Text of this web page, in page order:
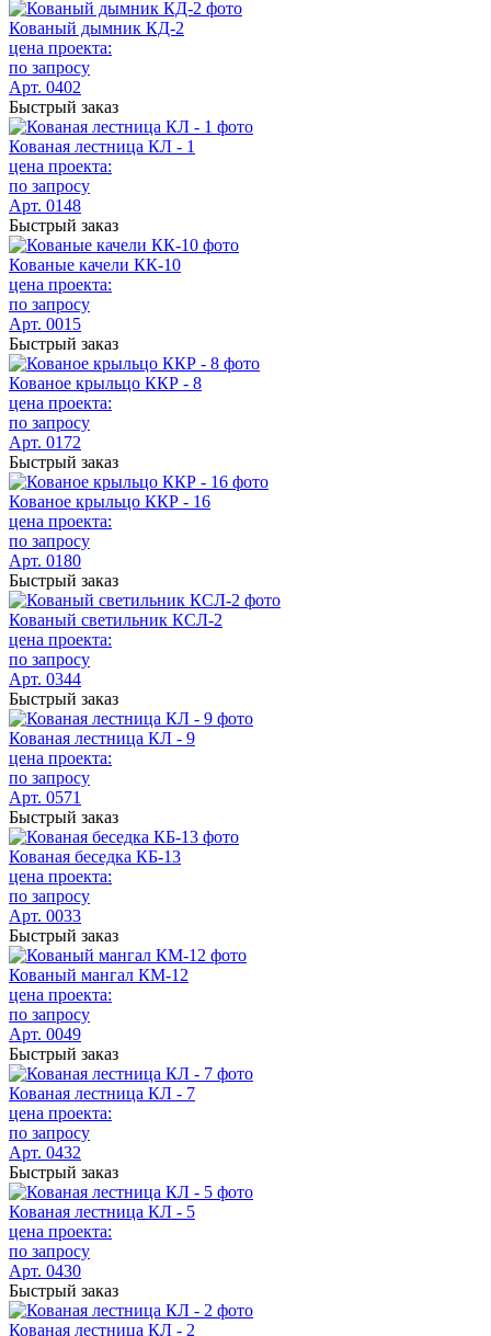
Кованый дымник КД-2
цена проекта:
по запросу
Арт. 0402
Быстрый заказ
Кованая лестница КЛ - 1
цена проекта:
по запросу
Арт. 0148
Быстрый заказ
Кованые качели КК-10
цена проекта:
по запросу
Арт. 0015
Быстрый заказ
Кованое крыльцо ККР - 8
цена проекта:
по запросу
Арт. 0172
Быстрый заказ
Кованое крыльцо ККР - 16
цена проекта:
по запросу
Арт. 0180
Быстрый заказ
Кованый светильник КСЛ-2
цена проекта:
по запросу
Арт. 0344
Быстрый заказ
Кованая лестница КЛ - 9
цена проекта:
по запросу
Арт. 0571
Быстрый заказ
Кованая беседка КБ-13
цена проекта:
по запросу
Арт. 0033
Быстрый заказ
Кованый мангал КМ-12
цена проекта:
по запросу
Арт. 0049
Быстрый заказ
Кованая лестница КЛ - 7
цена проекта:
по запросу
Арт. 0432
Быстрый заказ
Кованая лестница КЛ - 5
цена проекта:
по запросу
Арт. 0430
Быстрый заказ
Кованая лестница КЛ - 2